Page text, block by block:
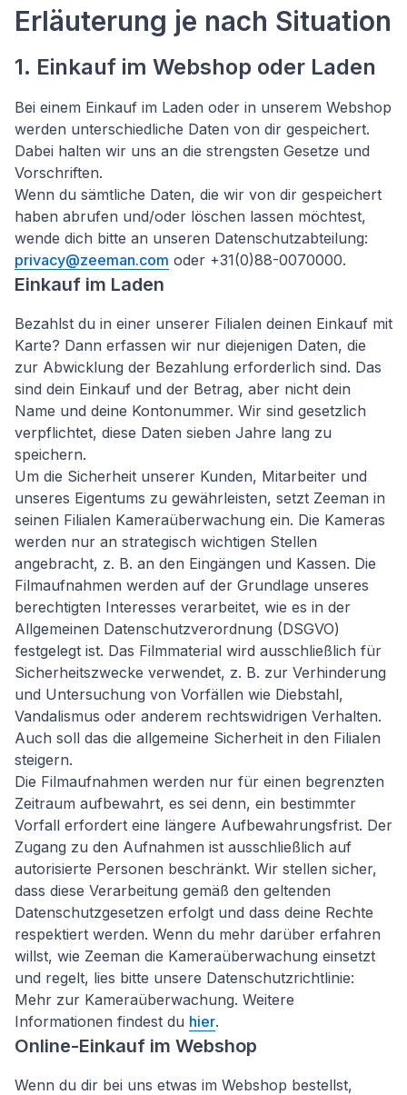
Erläuterung je nach Situation
1. Einkauf im Webshop oder Laden
Bei einem Einkauf im Laden oder in unserem Webshop
werden unterschiedliche Daten von dir gespeichert.
Dabei halten wir uns an die strengsten Gesetze und
Vorschriften.
Wenn du sämtliche Daten, die wir von dir gespeichert
haben abrufen und/oder löschen lassen möchtest,
wende dich bitte an unseren Datenschutzabteilung:
privacy@zeeman.com oder +31(0)88-0070000.
Einkauf im Laden
Bezahlst du in einer unserer Filialen deinen Einkauf mit
Karte? Dann erfassen wir nur diejenigen Daten, die
zur Abwicklung der Bezahlung erforderlich sind. Das
sind dein Einkauf und der Betrag, aber nicht dein
Name und deine Kontonummer. Wir sind gesetzlich
verpflichtet, diese Daten sieben Jahre lang zu
speichern.
Um die Sicherheit unserer Kunden, Mitarbeiter und
unseres Eigentums zu gewährleisten, setzt Zeeman in
seinen Filialen Kameraüberwachung ein. Die Kameras
werden nur an strategisch wichtigen Stellen
angebracht, z. B. an den Eingängen und Kassen. Die
Filmaufnahmen werden auf der Grundlage unseres
berechtigten Interesses verarbeitet, wie es in der
Allgemeinen Datenschutzverordnung (DSGVO)
festgelegt ist. Das Filmmaterial wird ausschließlich für
Sicherheitszwecke verwendet, z. B. zur Verhinderung
und Untersuchung von Vorfällen wie Diebstahl,
Vandalismus oder anderem rechtswidrigen Verhalten.
Auch soll das die allgemeine Sicherheit in den Filialen
steigern.
Die Filmaufnahmen werden nur für einen begrenzten
Zeitraum aufbewahrt, es sei denn, ein bestimmter
Vorfall erfordert eine längere Aufbewahrungsfrist. Der
Zugang zu den Aufnahmen ist ausschließlich auf
autorisierte Personen beschränkt. Wir stellen sicher,
dass diese Verarbeitung gemäß den geltenden
Datenschutzgesetzen erfolgt und dass deine Rechte
respektiert werden. Wenn du mehr darüber erfahren
willst, wie Zeeman die Kameraüberwachung einsetzt
und regelt, lies bitte unsere Datenschutzrichtlinie:
Mehr zur Kameraüberwachung. Weitere
Informationen findest du hier.
Online-Einkauf im Webshop
Wenn du dir bei uns etwas im Webshop bestellst,